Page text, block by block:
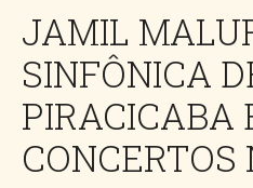
JAMIL
SINFÔNICA
PIRACICABA